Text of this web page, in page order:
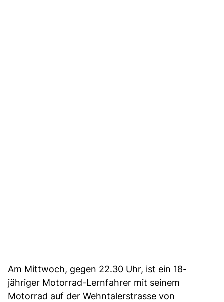
Am Mittwoch, gegen 22.30 Uhr, ist ein 18-
jähriger Motorrad-Lernfahrer mit seinem
Motorrad auf der Wehntalerstrasse von